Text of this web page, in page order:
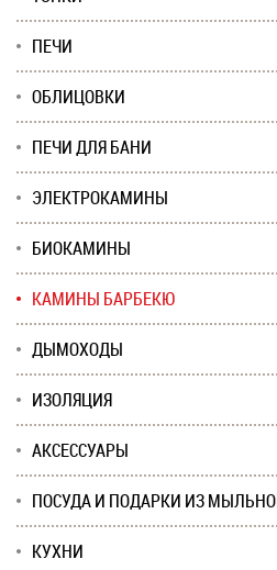
ПЕЧИ
ОБЛИЦОВКИ
ПЕЧИ ДЛЯ БАНИ
ЭЛЕКТРОКАМИНЫ
БИОКАМИНЫ
КАМИНЫ БАРБЕКЮ
ДЫМОХОДЫ
ИЗОЛЯЦИЯ
АКСЕССУАРЫ
ПОСУДА И ПОДАРКИ ИЗ
КУХНИ